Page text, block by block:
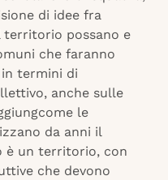
di idee fra
possano e
che faranno
termini di
anche sulle
le
da anni il
è un territorio, con
che devono